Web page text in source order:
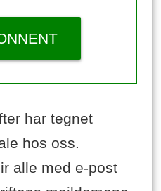
har tegnet
hos oss.
alle med e-post